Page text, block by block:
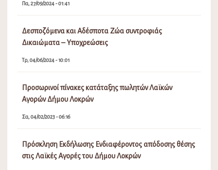
Πα, 27/09/2024 - 01:41
Δεσποζόμενα και Αδέσποτα Ζώα συντροφιάς
Δικαιώματα – Υποχρεώσεις
Τρ, 04/06/2024 - 10:01
Προσωρινοί πίνακες κατάταξης πωλητών Λαϊκών
Αγορών Δήμου Λοκρών
Σα, 04/02/2023 - 06:16
Πρόσκληση Εκδήλωσης Ενδιαφέροντος απόδοσης θέσης
στις Λαϊκές Αγορές του Δήμου Λοκρών